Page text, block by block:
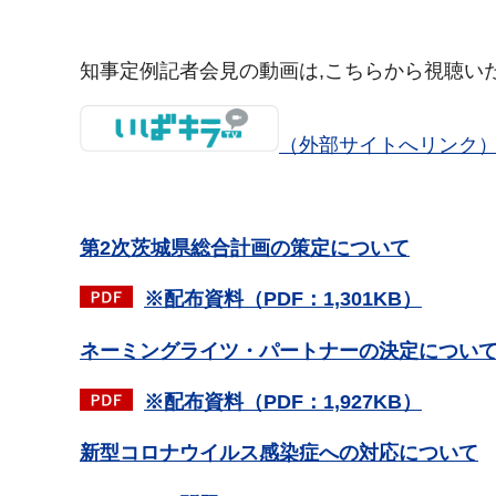
知事定例記者会見の動画は,こちらから視聴い
（外部サイトへリンク）
第2次茨城県総合計画の策定について
※配布資料（PDF：1,301KB）
ネーミングライツ・パートナーの決定について
※配布資料（PDF：1,927KB）
新型コロナウイルス感染症への対応について